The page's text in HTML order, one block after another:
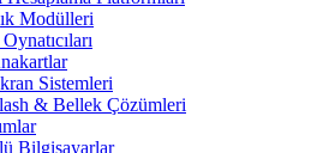
Modülleri
Sistemleri
& Bellek Çözümleri
Bilgisayarlar